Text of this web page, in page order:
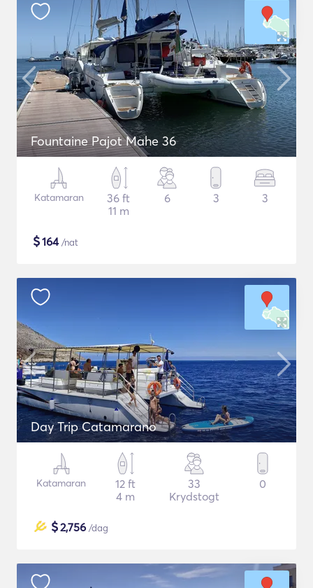
Fountaine Pajot Mahe 36
Katamaran
36 ft
11 m
6 3 3
$164/nat
Day Trip Catamarano
Katamaran
12 ft
4 m
33
Krydstogt
0
$2,756 /dag